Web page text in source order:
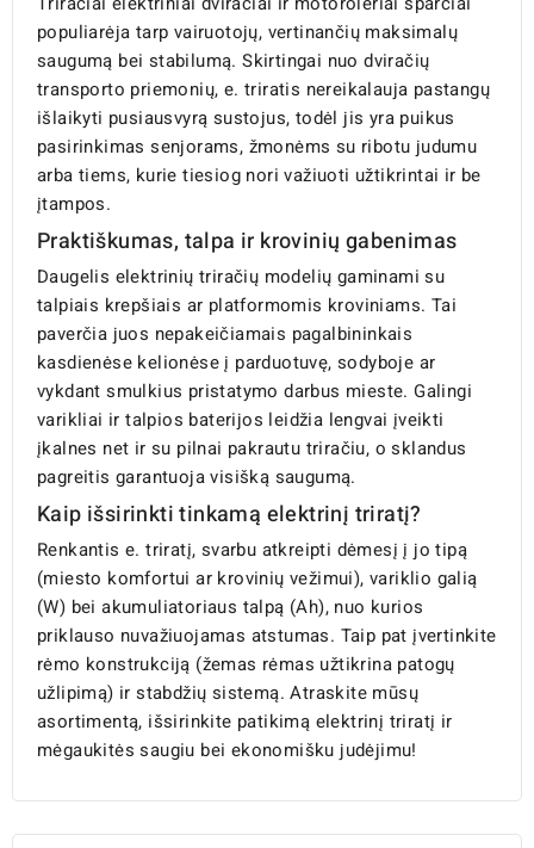
populiarėja tarp vairuotojų, vertinančių maksimalų
saugumą bei stabilumą. Skirtingai nuo dviračių
transporto priemonių, e. triratis nereikalauja pastangų
išlaikyti pusiausvyrą sustojus, todėl jis yra puikus
pasirinkimas senjorams, žmonėms su ribotu judumu
arba tiems, kurie tiesiog nori važiuoti užtikrintai ir be
įtampos.
Praktiškumas, talpa ir krovinių gabenimas
Daugelis elektrinių triračių modelių gaminami su
talpiais krepšiais ar platformomis kroviniams. Tai
paverčia juos nepakeičiamais pagalbininkais
kasdienėse kelionėse į parduotuvę, sodyboje ar
vykdant smulkius pristatymo darbus mieste. Galingi
varikliai ir talpios baterijos leidžia lengvai įveikti
įkalnes net ir su pilnai pakrautu triračiu, o sklandus
pagreitis garantuoja visišką saugumą.
Kaip išsirinkti tinkamą elektrinį triratį?
Renkantis e. triratį, svarbu atkreipti dėmesį į jo tipą
(miesto komfortui ar krovinių vežimui), variklio galią
(W) bei akumuliatoriaus talpą (Ah), nuo kurios
priklauso nuvažiuojamas atstumas. Taip pat įvertinkite
rėmo konstrukciją (žemas rėmas užtikrina patogų
užlipimą) ir stabdžių sistemą. Atraskite mūsų
asortimentą, išsirinkite patikimą elektrinį triratį ir
mėgaukitės saugiu bei ekonomišku judėjimu!